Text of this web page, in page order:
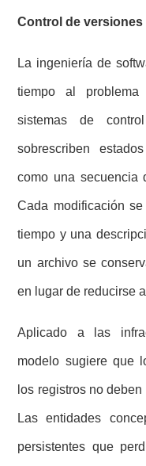
Control de
La ingeniería de
tiempo al
sistemas de
sobrescriben
como una secuencia
Cada modificación
tiempo y una
un archivo se
en lugar de reducirse
Aplicado a las
modelo sugiere que
los registros no
Las entidades
persistentes que